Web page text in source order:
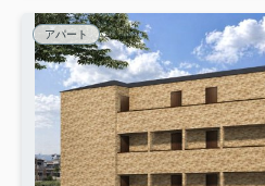
アパート